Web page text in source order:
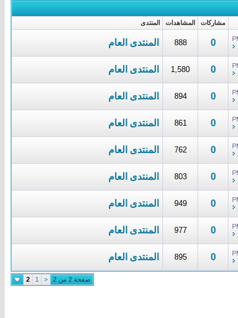
مشاركات المشاهدات المنتدى
0
888 المنتدى العام
0
1,580 المنتدى العام
0
894 المنتدى العام
0
861 المنتدى العام
0
762 المنتدى العام
0
803 المنتدى العام
0
949 المنتدى العام
0
977 المنتدى العام
0
895 المنتدى العام
صفحة 2 من 2 <
1
2